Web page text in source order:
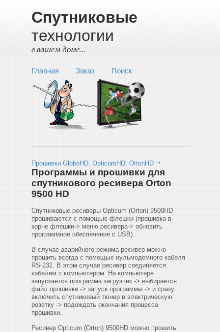
Спутниковые
технологии
в вашем доме...
Главная Заказ Поиск
Прошивки GloboHD, OpticumHD, OrtonHD
Программы и прошивки для
спутникового ресивера Orton
9500 HD
Спутниковые ресиверы Opticum (Orton) 9500HD
прошиваются с помощью флешки (прошивка в
корне флешки-> меню ресивера-> обновить
программное обеспечение с USB).
В случае аварийного режима ресивер можно
прошить всегда с помощью нульмодемного кабеля
RS-232. В этом случае ресивер соединяется
кабелем с компьютером. На компьютере
запускается программа загрузчик -> выбирается
файл прошивки -> запуск программы -> и сразу
включить спутниковый тюнер в электрическую
розетку -> подождать окончания процесса
прошивки.
Ресивер Opticum (Orton) 9500HD можно прошить